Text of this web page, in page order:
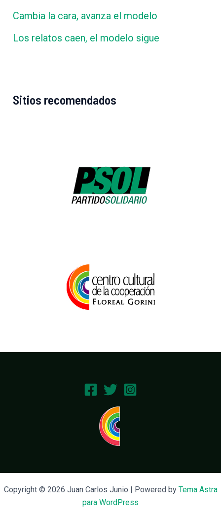
Cambia la cara, avanza el modelo
Los relatos caen, el modelo sigue
Sitios recomendados
Copyright © 2026 Juan Carlos Junio | Powered by Tema Astra
para WordPress